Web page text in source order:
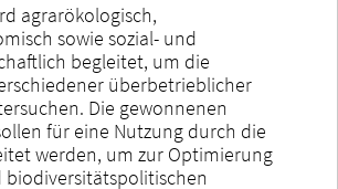
agrarökologisch,
sowie sozial- und
begleitet, um die
überbetrieblicher
Die gewonnenen
für eine Nutzung durch die
werden, um zur Optimierung
biodiversitätspolitischen